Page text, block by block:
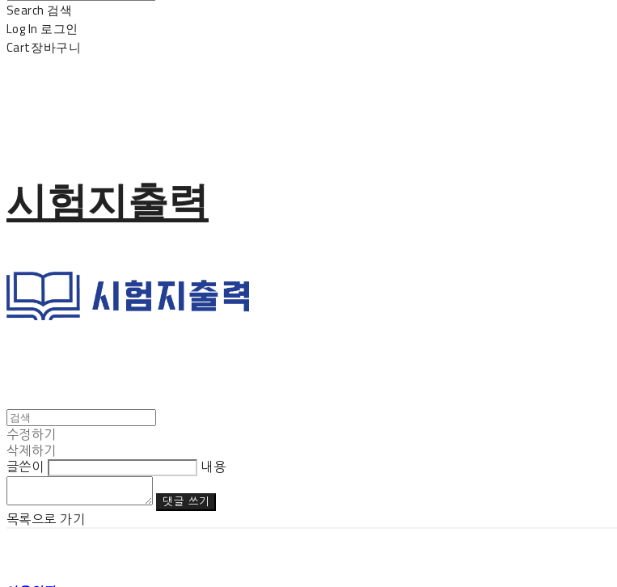
Search 검색
Log In 로그인
Cart장바구니
시험지출력
수정하기
삭제하기
글쓴이
내용
댓글 쓰기
목록으로 가기